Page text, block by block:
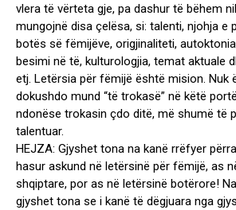
vlera të vërteta gje, pa dashur të bëhem
mungojnë disa çelësa, si: talenti, njohja e
botës së fëmijëve, origjinaliteti,
besimi në të, kulturologjia, temat aktuale
etj. Letërsia për fëmijë është mision. Nuk
dokushdo mund “të trokasë” në këtë
ndonëse trokasin çdo ditë, më shumë të
talentuar.
HEJZA: Gjyshet tona na kanë rrëfyer
hasur askund në letërsinë për fëmijë, as
shqiptare, por as në letërsinë botërore!
gjyshet tona se i kanë të dëgjuara nga